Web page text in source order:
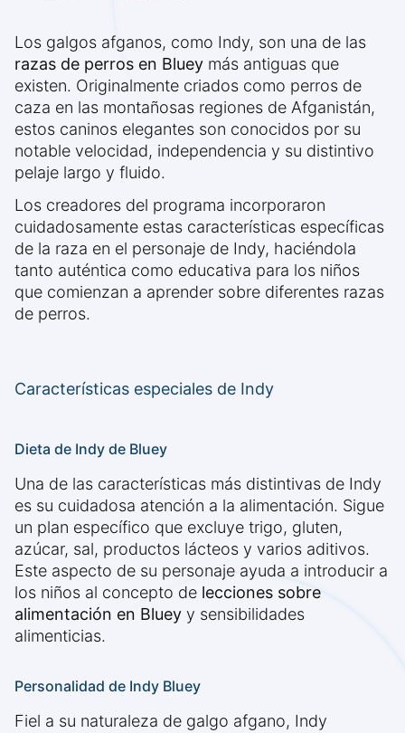
Los galgos afganos, como Indy, son una de las
razas de perros en Bluey más antiguas que
existen. Originalmente criados como perros de
caza en las montañosas regiones de Afganistán,
estos caninos elegantes son conocidos por su
notable velocidad, independencia y su distintivo
pelaje largo y fluido.
Los creadores del programa incorporaron
cuidadosamente estas características específicas
de la raza en el personaje de Indy, haciéndola
tanto auténtica como educativa para los niños
que comienzan a aprender sobre diferentes razas
de perros.
Características especiales de Indy
Dieta de Indy de Bluey
Una de las características más distintivas de Indy
es su cuidadosa atención a la alimentación. Sigue
un plan específico que excluye trigo, gluten,
azúcar, sal, productos lácteos y varios aditivos.
Este aspecto de su personaje ayuda a introducir a
los niños al concepto de lecciones sobre
alimentación en Bluey y sensibilidades
alimenticias.
Personalidad de Indy Bluey
Fiel a su naturaleza de galgo afgano, Indy